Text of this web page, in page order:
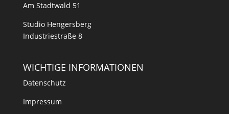
Am Stadtwald 51
Studio Hengersberg
Industriestraße 8
WICHTIGE INFORMATIONEN
Datenschutz
Impressum